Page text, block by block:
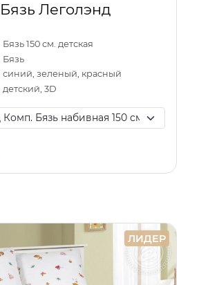
Бязь Леголэнд
Бязь 150 см. детская
Бязь
синий, зеленый, красный
детский, 3D
ЛИДЕР